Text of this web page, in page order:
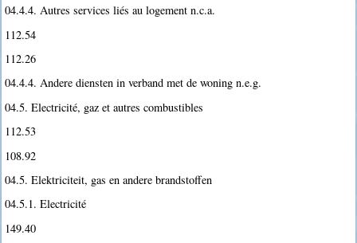
04.4.4. Autres services liés au logement n.c.a.
112.54
112.26
04.4.4. Andere diensten in verband met de woning n.e.g.
04.5. Electricité, gaz et autres combustibles
112.53
108.92
04.5. Elektriciteit, gas en andere brandstoffen
04.5.1. Electricité
149.40